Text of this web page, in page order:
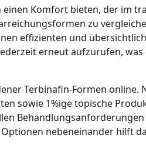
Komfort bieten, der im
zu
effizienten und
erneut aufzurufen,
Terbinafin‑Formen online.
sowie 1%ige topische
nebeneinander hilft